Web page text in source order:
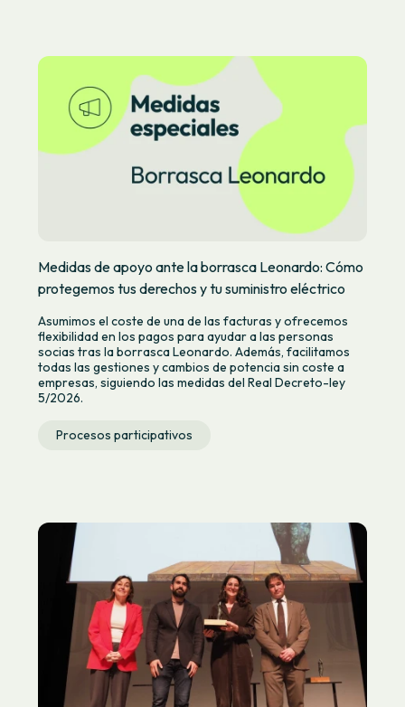
Medidas de apoyo ante la borrasca Leonardo: Cómo
protegemos tus derechos y tu suministro eléctrico
Asumimos el coste de una de las facturas y ofrecemos
flexibilidad en los pagos para ayudar a las personas
socias tras la borrasca Leonardo. Además, facilitamos
todas las gestiones y cambios de potencia sin coste a
empresas, siguiendo las medidas del Real Decreto-ley
5/2026.
Procesos participativos